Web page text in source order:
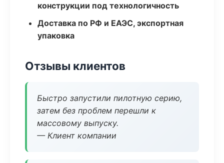
конструкции под технологичность
Доставка по РФ и ЕАЭС, экспортная
упаковка
Отзывы клиентов
Быстро запустили пилотную серию,
затем без проблем перешли к
массовому выпуску.
— Клиент компании